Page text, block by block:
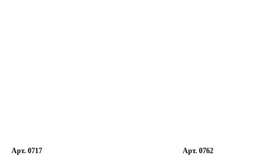
Арт. 0717 Арт. 0762